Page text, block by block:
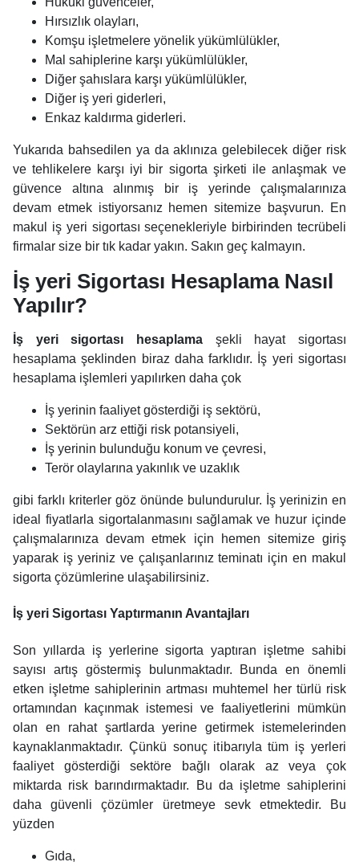
Hırsızlık olayları,
Komşu işletmelere yönelik yükümlülükler,
Mal sahiplerine karşı yükümlülükler,
Diğer şahıslara karşı yükümlülükler,
Diğer iş yeri giderleri,
Enkaz kaldırma giderleri.
Yukarıda bahsedilen ya da aklınıza gelebilecek diğer risk
ve tehlikelere karşı iyi bir sigorta şirketi ile anlaşmak ve
güvence altına alınmış bir iş yerinde çalışmalarınıza
devam etmek istiyorsanız hemen sitemize başvurun. En
makul iş yeri sigortası seçenekleriyle birbirinden tecrübeli
firmalar size bir tık kadar yakın. Sakın geç kalmayın.
İş yeri Sigortası Hesaplama Nasıl
Yapılır?
İş yeri sigortası hesaplama şekli hayat sigortası
hesaplama şeklinden biraz daha farklıdır. İş yeri sigortası
hesaplama işlemleri yapılırken daha çok
İş yerinin faaliyet gösterdiği iş sektörü,
Sektörün arz ettiği risk potansiyeli,
İş yerinin bulunduğu konum ve çevresi,
Terör olaylarına yakınlık ve uzaklık
gibi farklı kriterler göz önünde bulundurulur. İş yerinizin en
ideal fiyatlarla sigortalanmasını sağlamak ve huzur içinde
çalışmalarınıza devam etmek için hemen sitemize giriş
yaparak iş yeriniz ve çalışanlarınız teminatı için en makul
sigorta çözümlerine ulaşabilirsiniz.
İş yeri Sigortası Yaptırmanın Avantajları
Son yıllarda iş yerlerine sigorta yaptıran işletme sahibi
sayısı artış göstermiş bulunmaktadır. Bunda en önemli
etken işletme sahiplerinin artması muhtemel her türlü risk
ortamından kaçınmak istemesi ve faaliyetlerini mümkün
olan en rahat şartlarda yerine getirmek istemelerinden
kaynaklanmaktadır. Çünkü sonuç itibarıyla tüm iş yerleri
faaliyet gösterdiği sektöre bağlı olarak az veya çok
miktarda risk barındırmaktadır. Bu da işletme sahiplerini
daha güvenli çözümler üretmeye sevk etmektedir. Bu
yüzden
Gıda,